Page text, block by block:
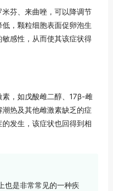
芬、来曲唑，可以降调节
，颗粒细胞表面促卵泡生
感性，从而使其该症状得
，如戊酸雌二醇、17β-雌
热及其他雌激素缺乏的症
发生，该症状也回得到相
也是非常常见的一种疾